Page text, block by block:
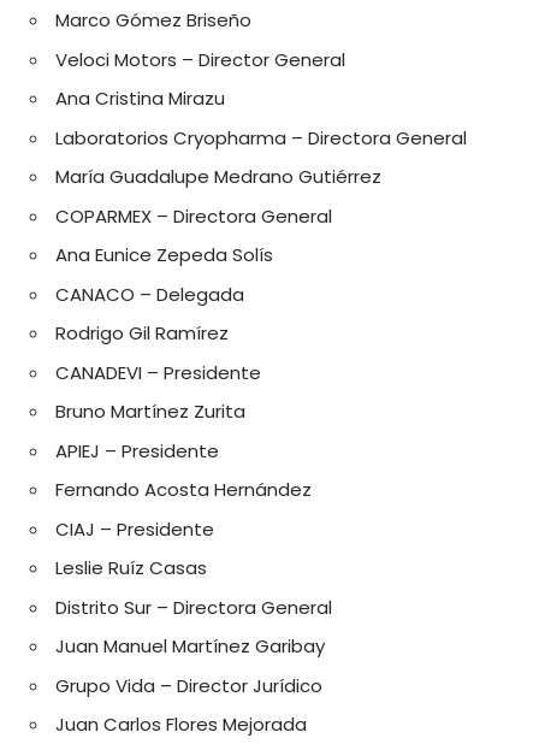
Marco Gómez Briseño
Veloci Motors – Director General
Ana Cristina Mirazu
Laboratorios Cryopharma – Directora General
María Guadalupe Medrano Gutiérrez
COPARMEX – Directora General
Ana Eunice Zepeda Solís
CANACO – Delegada
Rodrigo Gil Ramírez
CANADEVI – Presidente
Bruno Martínez Zurita
APIEJ – Presidente
Fernando Acosta Hernández
CIAJ – Presidente
Leslie Ruíz Casas
Distrito Sur – Directora General
Juan Manuel Martínez Garibay
Grupo Vida – Director Jurídico
Juan Carlos Flores Mejorada